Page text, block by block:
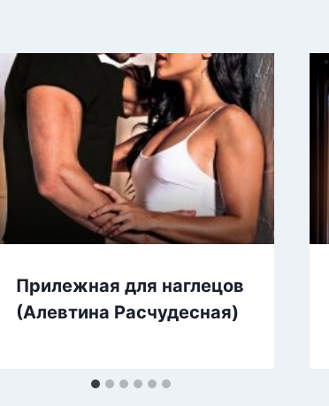
Прилежная для наглецов
(Алевтина Расчудесная)